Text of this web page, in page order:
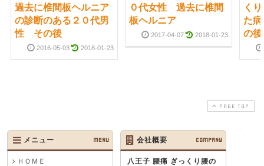
過去に椎間板ヘルニア
の診断のある２０代男
性 その後
2016-05-03 2018-01-23
０代女性 過去に椎間
板ヘルニア
2017-04-07 2018-01-23
く
た
の後
PAGE TOP
メニュー MENU
ＨＯＭＥ
会社概要 COMPANY
八王子 腰痛 ぎっくり腰の